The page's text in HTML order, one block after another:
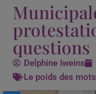
questions
Delphine Iweins
Le poids des mots